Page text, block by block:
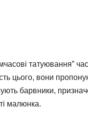
татуювання”
цього, вони
барвники,
малюнка.